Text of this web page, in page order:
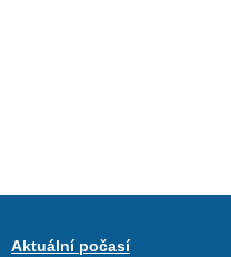
Aktuální počasí